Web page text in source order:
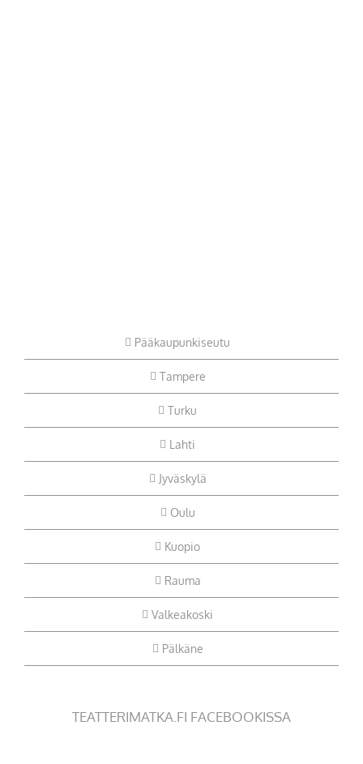
Pääkaupunkiseutu
Tampere
Turku
Lahti
Jyväskylä
Oulu
Kuopio
Rauma
Valkeakoski
Pälkäne
TEATTERIMATKA.FI FACEBOOKISSA